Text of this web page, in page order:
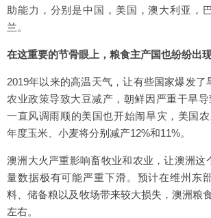
助能力，分别是中国，美国，澳大利亚，
兰。
在这重要的节骨眼上，粮食主产国也纷纷出现
2019年以来的高温天气，让有些国家爆发了
农业政策导致大豆减产，朝鲜因严重干旱
一直风调雨顺的美国也开始闹旱灾，美国
年度玉米、小麦将分别减产12%和11%。
澳洲大火严重影响畜牧业和农业，让澳洲这
量数据极有可能严重下滑。预计在维州东
料、储备粮以及牧场带来较大损失，澳洲粮
左右。